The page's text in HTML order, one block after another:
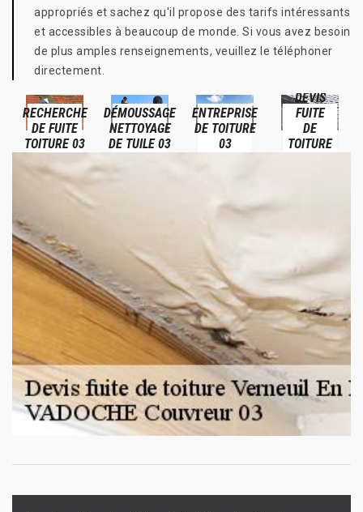
appropriés et sachez qu'il propose des tarifs intéressants
et accessibles à beaucoup de monde. Si vous avez besoin
de plus amples renseignements, veuillez le téléphoner
directement.
RECHERCHE
DE FUITE
TOITURE 03
DÉMOUSSAGE
NETTOYAGE
DE TUILE 03
ENTREPRISE
DE TOITURE
03
DEVIS
FUITE
DE
TOITURE